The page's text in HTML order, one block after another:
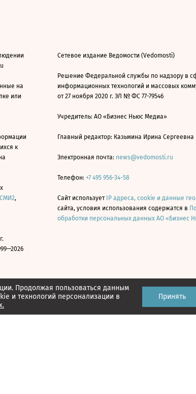
Продолжая пользоваться данным
и технологий персонализации в
Принять
на
или
к
СМИ2,
Сетевое издание Ведомости (Vedomosti)
Решение Федеральной службы по надзору в
информационных технологий и массовых
от 27 ноября 2020 г. ЭЛ № ФС 77-79546
Учредитель: АО «Бизнес Ньюс Медиа»
Главный редактор: Казьмина Ирина Сергеевна
Электронная почта: news@vedomosti.ru
Телефон: +7 495 956-34-58
Сайт использует IP адреса, cookie и данные
сайта, условия использования содержатся в
обработки персональных данных АО «Бизнес